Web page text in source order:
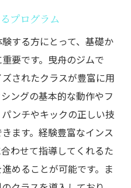
プログラム
する方にとって、基礎か
要です。曳舟のジムで
されたクラスが豊富に用
ングの基本的な動作やフ
ンチやキックの正しい技
ます。経験豊富なインス
わせて指導してくれるた
めることが可能です。ま